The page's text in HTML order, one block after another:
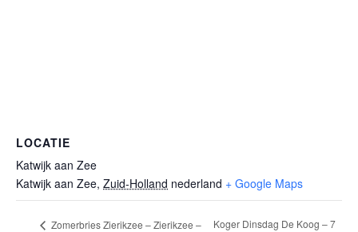
LOCATIE
Katwijk aan Zee
Katwijk aan Zee, Zuid-Holland nederland + Google Maps
Zomerbries Zierikzee – Zierikzee –
Koger Dinsdag De Koog – 7